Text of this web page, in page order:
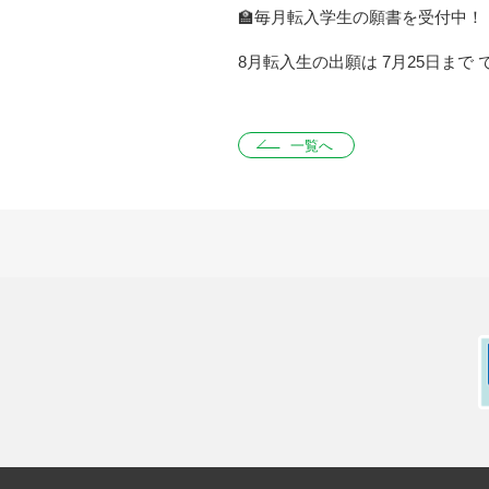
🏫毎月転入学生の願書を受付中！
8月転入生の出願は 7月25日まで
一覧へ